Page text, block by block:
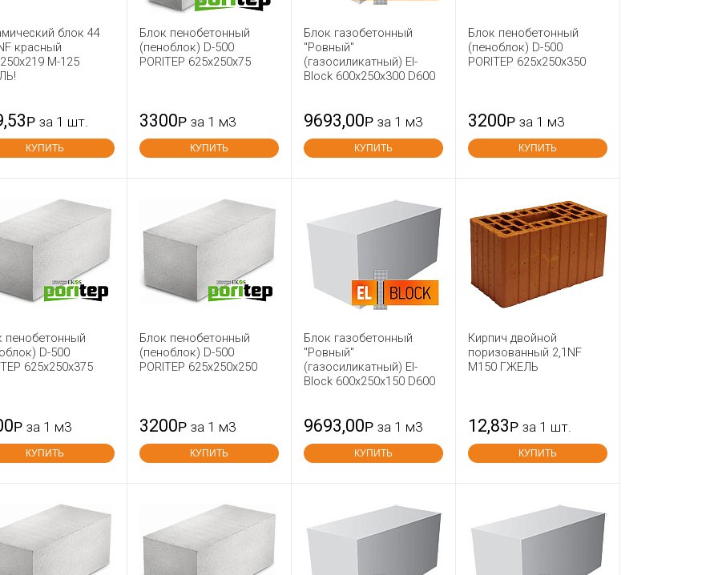
блок 44
красный
М-125
Р за 1 шт.
КУПИТЬ
Блок пенобетонный
(пеноблок) D-500
PORITEP 625x250x75
3300Р за 1 м3
КУПИТЬ
Блок газобетонный
"Ровный"
(газосиликатный) El-
Block 600х250х300 D600
9693,00Р за 1 м3
КУПИТЬ
Блок пенобетонный
(пеноблок) D-500
PORITEP 625x250x350
3200Р за 1 м3
КУПИТЬ
пенобетонный
D-500
625x250x375
Р за 1 м3
КУПИТЬ
Блок пенобетонный
(пеноблок) D-500
PORITEP 625х250х250
3200Р за 1 м3
КУПИТЬ
Блок газобетонный
"Ровный"
(газосиликатный) El-
Block 600х250х150 D600
9693,00Р за 1 м3
КУПИТЬ
Кирпич двойной
поризованный 2,1NF
М150 ГЖЕЛЬ
12,83Р за 1 шт.
КУПИТЬ